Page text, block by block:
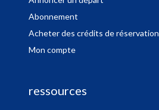
Abonnement
Acheter des crédits de réservation
Mon compte
ressources